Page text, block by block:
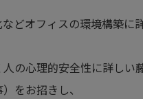
どオフィスの環境構築に
の心理的安全性に詳しい
をお招きし、